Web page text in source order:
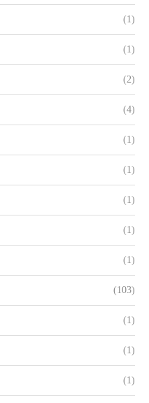
(1)
(1)
(2)
(4)
(1)
(1)
(1)
(1)
(1)
(103)
(1)
(1)
(1)